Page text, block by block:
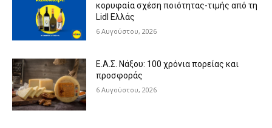
κορυφαία σχέση ποιότητας-τιμής από τη
Lidl Ελλάς
6 Αυγούστου, 2026
Ε.Α.Σ. Νάξου: 100 χρόνια πορείας και
προσφοράς
6 Αυγούστου, 2026